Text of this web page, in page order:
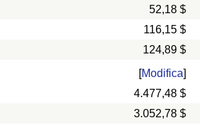
52,18 $
116,15 $
124,89 $
[Modifica]
4.477,48 $
3.052,78 $